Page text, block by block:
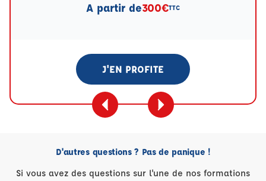
A partir de300€TTC
J'EN PROFITE
D'autres questions ? Pas de panique !
Si vous avez des questions sur l'une de nos formations